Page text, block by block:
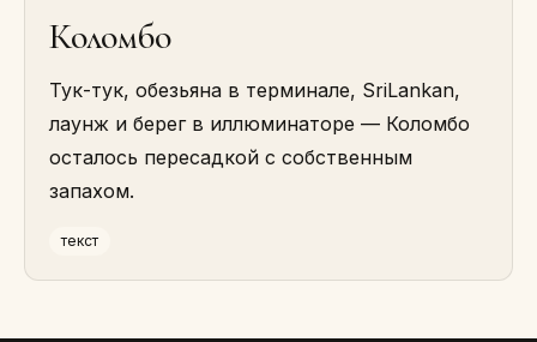
Коломбо
Тук-тук, обезьяна в терминале, SriLankan,
лаунж и берег в иллюминаторе — Коломбо
осталось пересадкой с собственным
запахом.
текст